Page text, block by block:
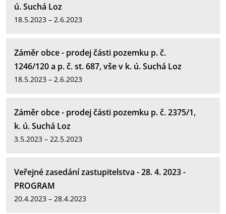
ú. Suchá Loz
18.5.2023 – 2.6.2023
Záměr obce - prodej části pozemku p. č.
1246/120 a p. č. st. 687, vše v k. ú. Suchá Loz
18.5.2023 – 2.6.2023
Záměr obce - prodej části pozemku p. č. 2375/1,
k. ú. Suchá Loz
3.5.2023 – 22.5.2023
Veřejné zasedání zastupitelstva - 28. 4. 2023 -
PROGRAM
20.4.2023 – 28.4.2023